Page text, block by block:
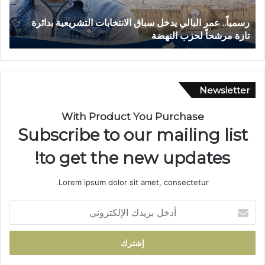
الانتخابات التشريعية بدائرة
ق
ل
ا
ب
س
ي
ب
د
ا
أ
ل
م
حادثة انقلاب سيارة بدوار
بجماعة بني لنت
Newsletter
With Product You Purchase
Subscribe to our mailing list
to get the new updates!
Lorem ipsum dolor sit amet, consectetur.
خ
ب